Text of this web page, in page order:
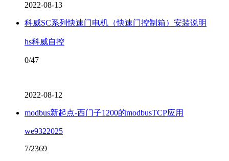
2022-08-13
科威SC系列快速门电机（快速门控制箱）安装说明
hs科威自控
0/47
2022-08-12
modbus新起点-西门子1200的modbusTCP应用
we9322025
7/2369